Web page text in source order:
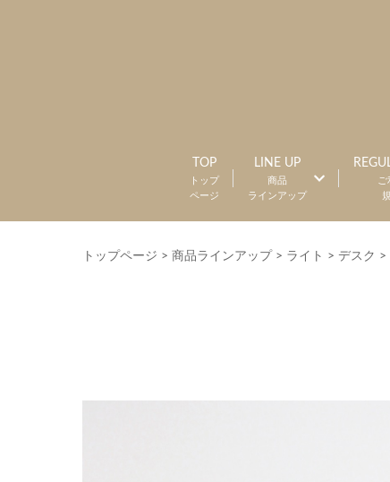
TOP
トップ
ページ
LINE UP
商品
ラインアップ
ご
トップページ > 商品ラインアップ > ライト > デスク >